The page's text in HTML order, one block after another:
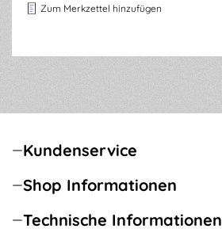
Zum Merkzettel hinzufügen
Kundenservice
Shop Informationen
Technische Informationen